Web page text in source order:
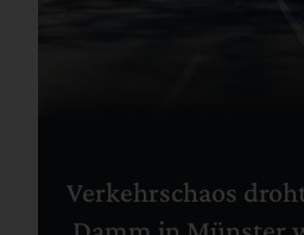
Verkehrschaos